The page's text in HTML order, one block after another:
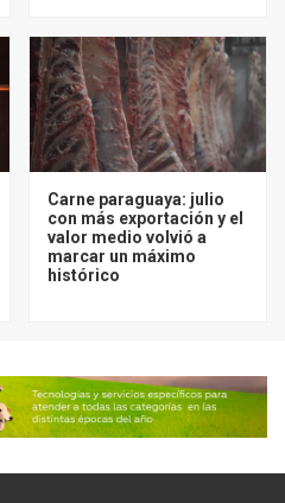
Carne paraguaya: julio
con más exportación y el
valor medio volvió a
marcar un máximo
histórico